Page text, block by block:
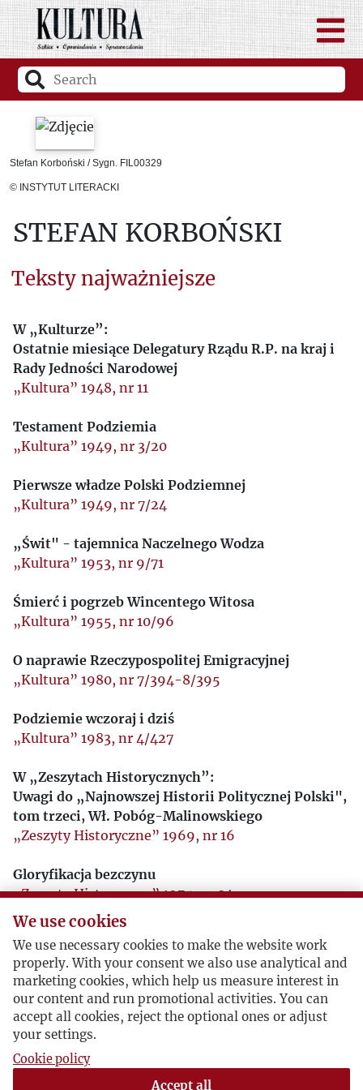
Stefan Korboński / Sygn. FIL00329
© INSTYTUT LITERACKI
STEFAN KORBOŃSKI
Teksty najważniejsze
W „Kulturze”:
Ostatnie miesiące Delegatury Rządu R.P. na kraj i
Rady Jedności Narodowej
„Kultura” 1948, nr 11
Testament Podziemia
„Kultura” 1949, nr 3/20
Pierwsze władze Polski Podziemnej
„Kultura” 1949, nr 7/24
„Świt" - tajemnica Naczelnego Wodza
„Kultura” 1953, nr 9/71
Śmierć i pogrzeb Wincentego Witosa
„Kultura” 1955, nr 10/96
O naprawie Rzeczypospolitej Emigracyjnej
„Kultura” 1980, nr 7/394-8/395
Podziemie wczoraj i dziś
„Kultura” 1983, nr 4/427
W „Zeszytach Historycznych”:
Uwagi do „Najnowszej Historii Politycznej Polski",
tom trzeci, Wł. Pobóg-Malinowskiego
„Zeszyty Historyczne” 1969, nr 16
Gloryfikacja bezczynu
„Zeszyty Historyczne” 1975, nr 34
„Zeszyty Historyczne” 1980, nr 54
Polskie Państwo Podziemne jako zjawisko
socjologiczne
„Zeszyty Historyczne” 1981, nr 58
Polskie Państwo Podziemne (I)
We use cookies
We use necessary cookies to make the website work
properly. With your consent we also use analytical and
marketing cookies, which help us measure interest in
our content and run promotional activities. You can
accept all cookies, reject the optional ones or adjust
your settings.
Cookie policy
Accept all